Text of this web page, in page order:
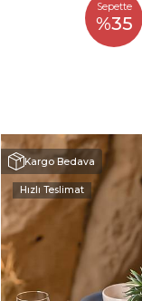
Sepette
%35
Kargo Bedava
Hızlı Teslimat